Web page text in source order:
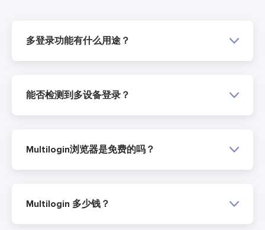
多登录功能有什么用途？
能否检测到多设备登录？
Multilogin浏览器是免费的吗？
Multilogin 多少钱？